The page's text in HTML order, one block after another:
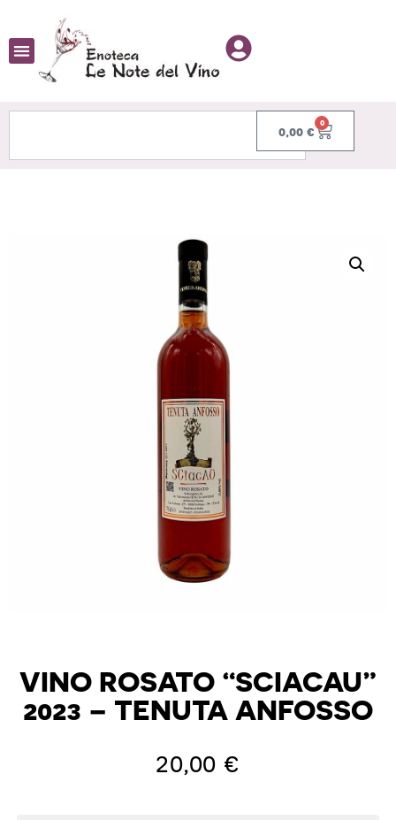
0,00 €
0
VINO ROSATO “SCIACAU”
2023 – TENUTA ANFOSSO
20,00 €